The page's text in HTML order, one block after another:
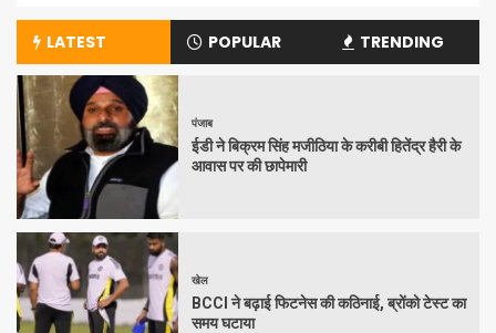
LATEST POPULAR TRENDING
पंजाब
ईडी ने बिक्रम सिंह मजीठिया के करीबी हितेंद्र हैरी के
आवास पर की छापेमारी
खेल
BCCI ने बढ़ाई फिटनेस की कठिनाई, ब्रोंको टेस्ट का
समय घटाया